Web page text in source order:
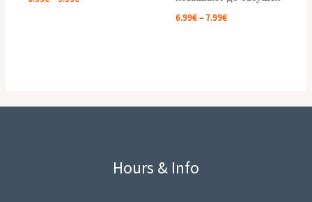
6.99€ – 7.99€
Hours & Info